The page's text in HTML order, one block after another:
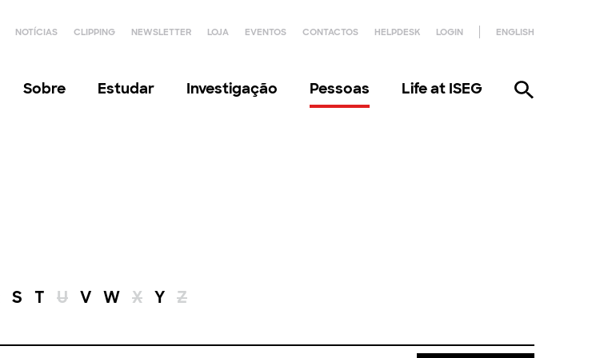
NOTÍCIAS CLIPPING NEWSLETTER LOJA EVENTOS CONTACTOS HELPDESK LOGIN ENGLISH
Sobre Estudar Investigação Pessoas Life at ISEG
S T U V W X Y Z